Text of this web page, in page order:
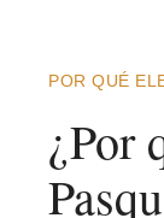
POR QUÉ
¿Por